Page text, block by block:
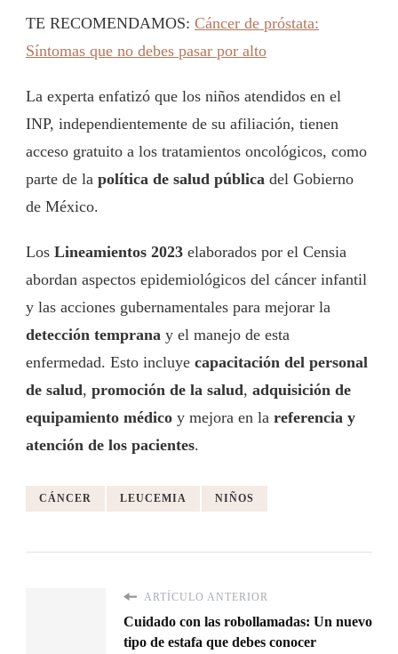
TE RECOMENDAMOS: Cáncer de próstata:
Síntomas que no debes pasar por alto
La experta enfatizó que los niños atendidos en el
INP, independientemente de su afiliación, tienen
acceso gratuito a los tratamientos oncológicos, como
parte de la política de salud pública del Gobierno
de México.
Los Lineamientos 2023 elaborados por el Censia
abordan aspectos epidemiológicos del cáncer infantil
y las acciones gubernamentales para mejorar la
detección temprana y el manejo de esta
enfermedad. Esto incluye capacitación del personal
de salud, promoción de la salud, adquisición de
equipamiento médico y mejora en la referencia y
atención de los pacientes.
CÁNCER LEUCEMIA NIÑOS
ARTÍCULO ANTERIOR
Cuidado con las robollamadas: Un nuevo
tipo de estafa que debes conocer